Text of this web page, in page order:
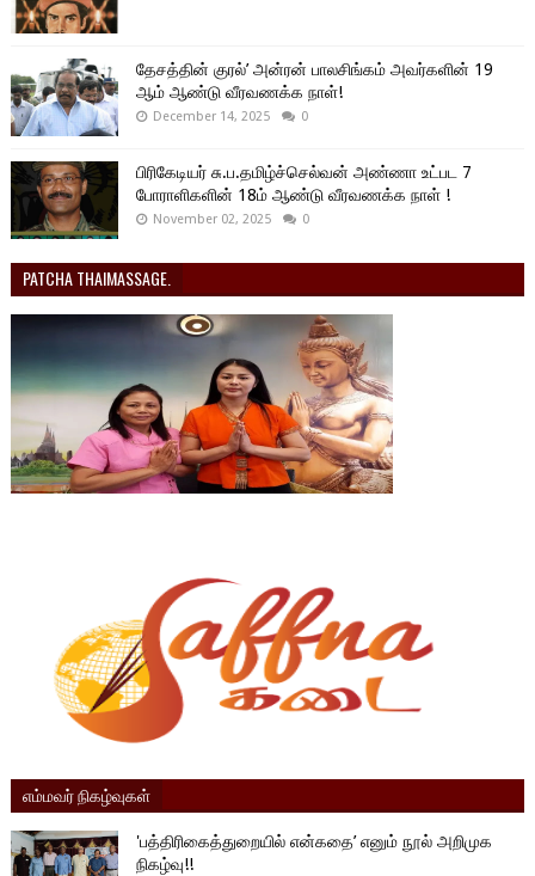
தேசத்தின் குரல்’ அன்ரன் பாலசிங்கம் அவர்களின் 19
ஆம் ஆண்டு வீரவணக்க நாள்!
December 14, 2025 0
பிரிகேடியர் சு.ப.தமிழ்ச்செல்வன் அண்ணா உட்பட 7
போராளிகளின் 18ம் ஆண்டு வீரவணக்க நாள் !
November 02, 2025 0
PATCHA THAIMASSAGE.
எம்மவர் நிகழ்வுகள்
'பத்திரிகைத்துறையில் என்கதை’ எனும் நூல் அறிமுக
நிகழ்வு!!